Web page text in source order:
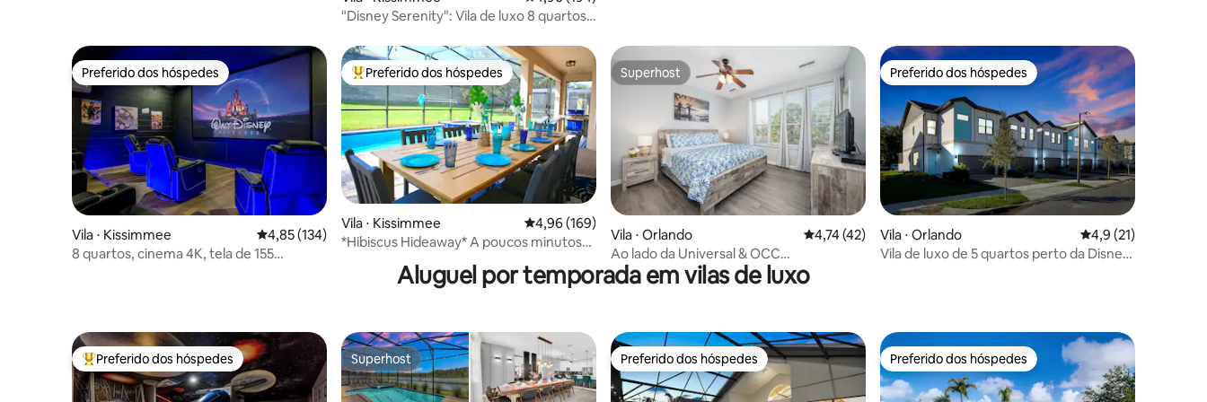
"Disney Serenity": Vila de luxo 8 quartos/
Preferido dos hóspedes
Preferido dos hóspedes
Vila ⋅ Kissimmee 4,85 de uma avaliação média de 5, 134 avaliações
4,85 (134)
8 quartos, cinema 4K, tela de 155
Entre os melhores preferidos dos hóspedes
Preferido dos hóspedes
Vila ⋅ Kissimmee 4,96 de uma avaliação média de 5, 169 avaliações
4,96 (169)
*Hibiscus Hideaway* A poucos minutos
Superhost
Superhost
Vila ⋅ Orlando 4,74 de uma avaliação média de 5, 42 avaliações
4,74 (42)
Ao lado da Universal & OCC
3BD/4BA@Vista Cay
Preferido dos hóspedes
Preferido dos hóspedes
Vila ⋅ Orlando 4,9 de uma
4,9 (21)
Vila de luxo de 5 quartos perto da Disney
Aluguel por temporada em vilas de luxo
Entre os melhores preferidos dos hóspedes
Preferido dos hóspedes Superhost
Superhost Preferido dos hóspedes
Preferido dos hóspedes Preferido dos hóspedes
Preferido dos hóspedes